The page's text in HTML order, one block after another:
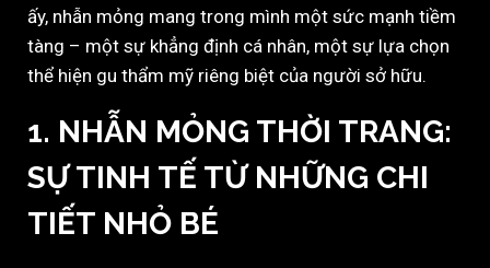
ấy, nhẫn mỏng mang trong mình một sức mạnh tiềm
tàng – một sự khẳng định cá nhân, một sự lựa chọn
thể hiện gu thẩm mỹ riêng biệt của người sở hữu.
1. NHẪN MỎNG THỜI TRANG:
SỰ TINH TẾ TỪ NHỮNG CHI
TIẾT NHỎ BÉ